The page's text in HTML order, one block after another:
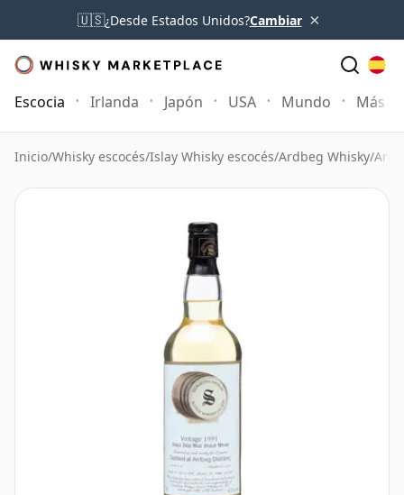
🇺🇸¿Desde Estados Unidos?Cambiar ×
Escocia Irlanda Japón USA Mundo Más
Inicio/Whisky escocés/Islay Whisky escocés/Ardbeg Whisky/